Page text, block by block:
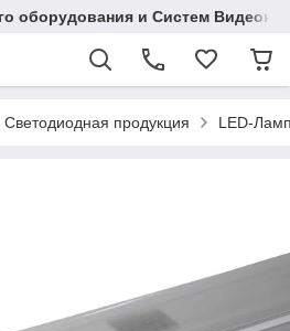
оборудования и Систем
Светодиодная продукция LED-